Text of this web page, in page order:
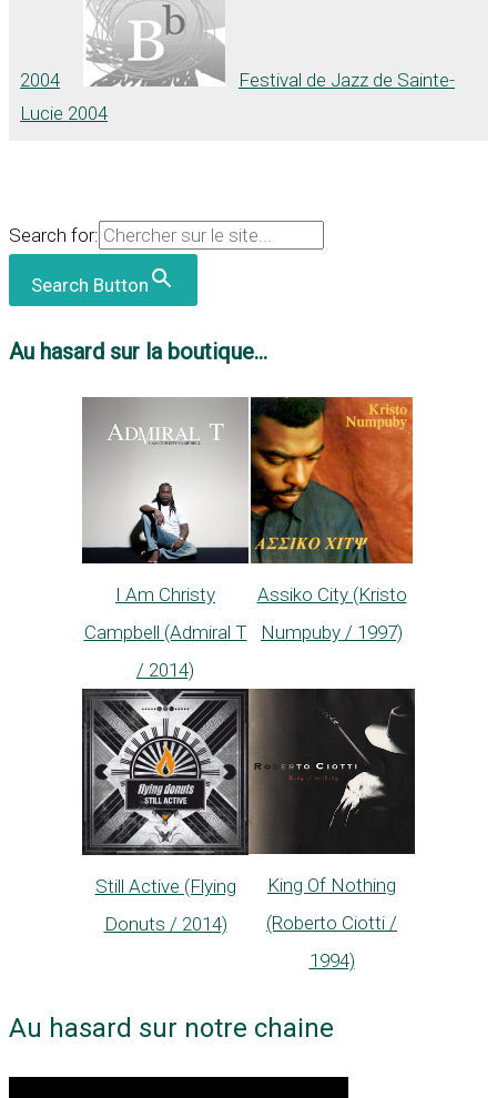
2004
Festival de Jazz de Sainte-
Lucie 2004
Search for:
Search Button
Au hasard sur la boutique...
I Am Christy
Campbell (Admiral T
/ 2014)
Assiko City (Kristo
Numpuby / 1997)
Still Active (Flying
Donuts / 2014)
King Of Nothing
(Roberto Ciotti /
1994)
Au hasard sur notre chaine